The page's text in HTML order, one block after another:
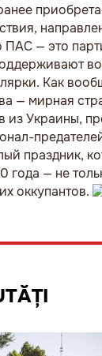
ПАС — это
Как
— мирная
из Украины,
праздник,
года — не
оккупантов.